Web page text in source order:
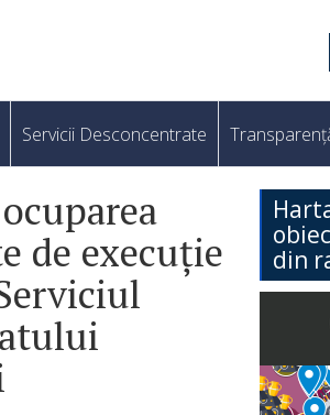
Servicii Desconcentrate
de execuție
din